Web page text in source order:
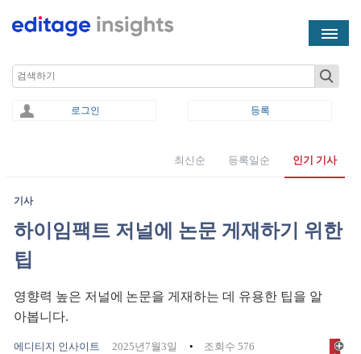
Search
로그인 등록
최신순 등록일순 인기 기사
기사
하이임팩트 저널에 논문 게재하기 위한
팁
영향력 높은 저널에 논문을 게재하는 데 유용한 팁을 알
아봅니다.
에디티지 인사이트 2025년7월3일 조회수 576